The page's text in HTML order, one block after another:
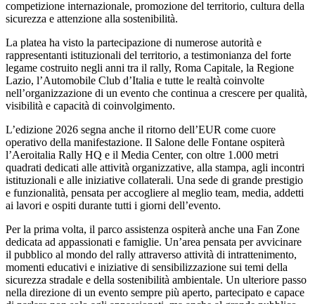
competizione internazionale, promozione del territorio, cultura della
sicurezza e attenzione alla sostenibilità.
La platea ha visto la partecipazione di numerose autorità e
rappresentanti istituzionali del territorio, a testimonianza del forte
legame costruito negli anni tra il rally, Roma Capitale, la Regione
Lazio, l’Automobile Club d’Italia e tutte le realtà coinvolte
nell’organizzazione di un evento che continua a crescere per qualità,
visibilità e capacità di coinvolgimento.
L’edizione 2026 segna anche il ritorno dell’EUR come cuore
operativo della manifestazione. Il Salone delle Fontane ospiterà
l’Aeroitalia Rally HQ e il Media Center, con oltre 1.000 metri
quadrati dedicati alle attività organizzative, alla stampa, agli incontri
istituzionali e alle iniziative collaterali. Una sede di grande prestigio
e funzionalità, pensata per accogliere al meglio team, media, addetti
ai lavori e ospiti durante tutti i giorni dell’evento.
Per la prima volta, il parco assistenza ospiterà anche una Fan Zone
dedicata ad appassionati e famiglie. Un’area pensata per avvicinare
il pubblico al mondo del rally attraverso attività di intrattenimento,
momenti educativi e iniziative di sensibilizzazione sui temi della
sicurezza stradale e della sostenibilità ambientale. Un ulteriore passo
nella direzione di un evento sempre più aperto, partecipato e capace